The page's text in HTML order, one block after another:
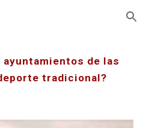
Skip to navigation
ayuntamientos de las
tradicional?